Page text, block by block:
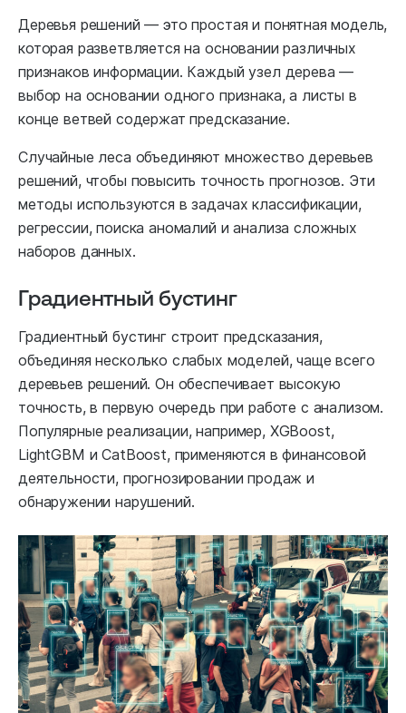
Деревья решений — это простая и понятная модель,
которая разветвляется на основании различных
признаков информации. Каждый узел дерева —
выбор на основании одного признака, а листы в
конце ветвей содержат предсказание.
Случайные леса объединяют множество деревьев
решений, чтобы повысить точность прогнозов. Эти
методы используются в задачах классификации,
регрессии, поиска аномалий и анализа сложных
наборов данных.
Градиентный бустинг
Градиентный бустинг строит предсказания,
объединяя несколько слабых моделей, чаще всего
деревьев решений. Он обеспечивает высокую
точность, в первую очередь при работе с анализом.
Популярные реализации, например, XGBoost,
LightGBM и CatBoost, применяются в финансовой
деятельности, прогнозировании продаж и
обнаружении нарушений.